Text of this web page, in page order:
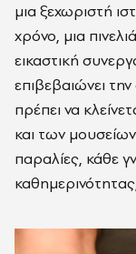
μια ξεχωριστή
χρόνο, μια
εικαστική
επιβεβαιώνει
πρέπει να
και των
παραλίες, κάθε